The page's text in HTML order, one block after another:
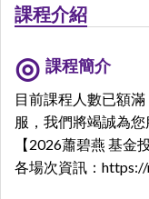
課程介紹
課程簡介
目前課程人數已額
服，我們將竭誠為您
【2026蕭碧燕 基金
各場次資訊：